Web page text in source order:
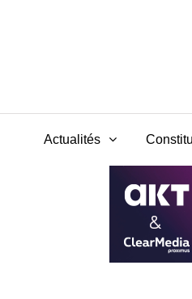
Actualités